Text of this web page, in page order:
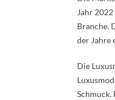
Jahr
Branche.
der Jahre
Die
Schmuck.